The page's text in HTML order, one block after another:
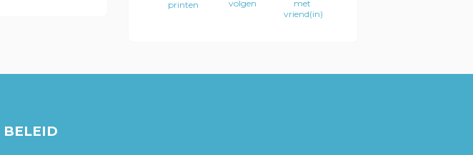
printen
volgen
met
vriend(in)
BELEID